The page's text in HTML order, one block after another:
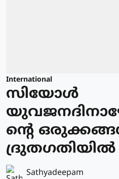
International
സിയോള്‍
ന്റെ
ദ്രുതഗതിയില്‍
Sathyadeepam